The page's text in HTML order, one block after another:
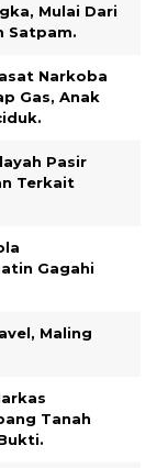
Mulai Dari
Satpam.
Narkoba
Gas, Anak
Pasir
Terkait
Gagahi
Maling
Tanah